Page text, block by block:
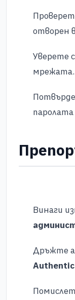
отворен
Уверете
мрежата.
паролата
Винаги
Дръжте